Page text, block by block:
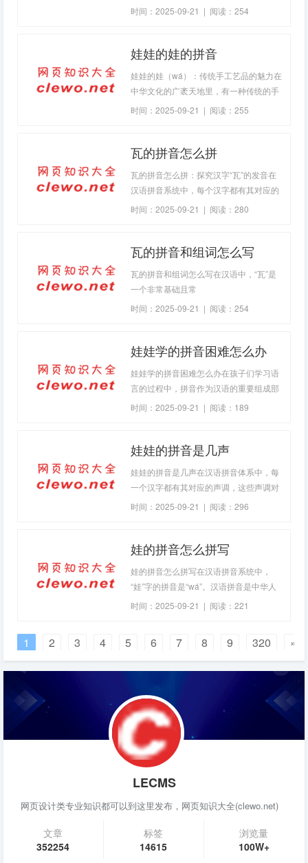
着丰富的文化和情感内涵。汉语拼音作为
时间：2025-09-21 | 阅读：254
娃娃的娃的拼音
娃娃的娃（wá）：传统手工艺品的魅力在
中华文化的广袤天地里，有一种传统的手
工艺品，以其独特的艺术魅力和深厚的文
它不仅仅是一个简单的音节，更是承载了
符号。起源与发展娃娃的娃制作技艺源远
流长，可以追溯到古代。从早期的陶俑到
后来的木偶、布偶等
时间：2025-09-21 | 阅读：255
瓦的拼音怎么拼
瓦的拼音怎么拼：探究汉字“瓦”的发音在
汉语拼音系统中，每个汉字都有其对应的
发音方式，而“瓦”这个字也不例外。它有
时间：2025-09-21 | 阅读：280
瓦的拼音和组词怎么写
瓦的拼音和组词怎么写在汉语中，“瓦”是
一个非常基础且常
时间：2025-09-21 | 阅读：254
娃娃学的拼音困难怎么办
娃娃学的拼音困难怎么办在孩子们学习语
言的过程中，拼音作为汉语的重要组成部
分，起着桥梁的作用。然而，并不是所有
过于焦虑，因为这是学习过程中的正常现
们克服这些挑战。理解孩子的困惑点需要
了解孩子具体在哪方面遇到了困难。是因
为发音不准、记不住声母韵母，还是无法
时间：2025-09-21 | 阅读：189
娃娃的拼音是几声
娃娃的拼音是几声在汉语拼音体系中，每
一个汉字都有其对应的声调，这些声调对
于正确发音至关重要。今天我们就来聊聊
征，指的是声音的高低变化。普通话中有
时间：2025-09-21 | 阅读：296
娃的拼音怎么拼写
娃的拼音怎么拼写在汉语拼音系统中，
“娃”字的拼音是“wá”。汉语拼音是中华人
民共和国官方颁布的汉字注音拉丁化方
还促进了普通话的学习和推广。汉语拼音
的基本规则汉语拼音由声母、韵母和声调
三部分组成。“娃”的拼音中没有声母，直
接以韵母开始，这表示发音时不需要经过
任何辅音起始。其韵母为“wa”，属于开口
时间：2025-09-21 | 阅读：221
1 2 3 4 5 6 7 8 9 320 »
LECMS
网页设计类专业知识都可以到这里发布，网页知识大全(clewo.net)
文章
352254
标签
14615
浏览量
100W+